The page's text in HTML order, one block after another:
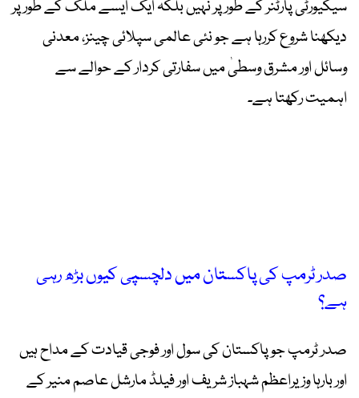
سیکیورٹی پارٹنر کے طور پر نہیں بلکہ ایک ایسے ملک کے طور پر
دیکھنا شروع کررہا ہے جو نئی عالمی سپلائی چینز، معدنی
وسائل اور مشرق وسطیٰ میں سفارتی کردار کے حوالے سے
اہمیت رکھتا ہے۔
صدر ٹرمپ کی پاکستان میں دلچسپی کیوں بڑھ رہی
ہے؟
صدر ٹرمپ جو پاکستان کی سول اور فوجی قیادت کے مداح ہیں
اور بارہا وزیراعظم شہباز شریف اور فیلڈ مارشل عاصم منیر کے